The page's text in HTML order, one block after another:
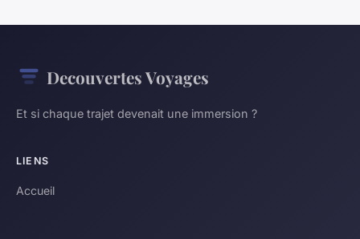
Decouvertes Voyages
Et si chaque trajet devenait une immersion ?
LIENS
Accueil